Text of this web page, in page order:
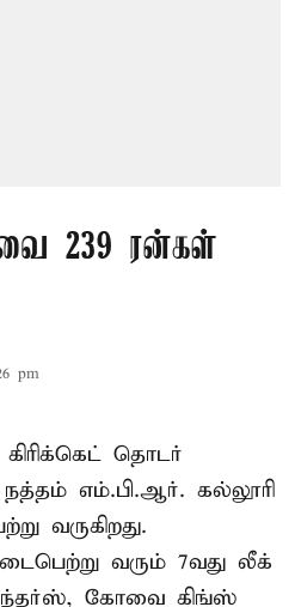
239 ரன்கள்
pm
கிரிக்கெட் தொடர்
எம்.பி.ஆர். கல்லூரி
வருகிறது.
வரும் 7வது லீக்
கோவை கிங்ஸ்